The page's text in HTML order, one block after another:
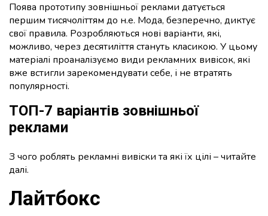
Поява прототипу зовнішньої реклами датується
першим тисячоліттям до н.е. Мода, безперечно, диктує
свої правила. Розробляються нові варіанти, які,
можливо, через десятиліття стануть класикою. У цьому
матеріалі проаналізуємо види рекламних вивісок, які
вже встигли зарекомендувати себе, і не втратять
популярності.
ТОП-7 варіантів зовнішньої
реклами
З чого роблять рекламні вивіски та які їх цілі – читайте
далі.
Лайтбокс